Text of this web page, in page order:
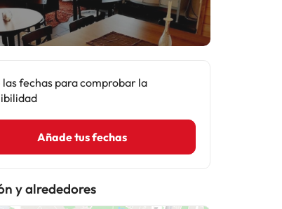
las fechas para comprobar la
Añade tus fechas
y alrededores